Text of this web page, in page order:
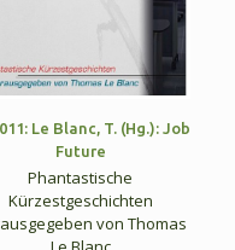
Le Blanc, T. (Hg.): Job
Future
Phantastische
Kürzestgeschichten
von Thomas